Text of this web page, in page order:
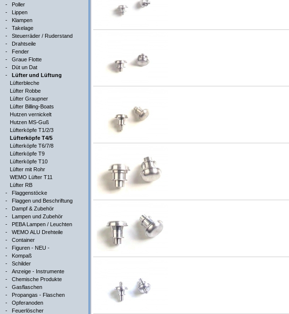
- Poller
- Lippen
- Klampen
- Takelage
- Steuerräder / Ruderstand
- Drahtseile
- Fender
- Graue Flotte
- Düt un Dat
- Lüfter und Lüftung
Lüfterbleche
Lüfter Robbe
Lüfter Graupner
Lüfter Billing-Boats
Hutzen vernickelt
Hutzen MS-Guß
Lüfterköpfe T1/2/3
Lüfterköpfe T4/5
Lüfterköpfe T6/7/8
Lüfterköpfe T9
Lüfterköpfe T10
Lüfter mit Rohr
WEMO Lüfter T11
Lüfter RB
- Flaggenstöcke
- Flaggen und Beschriftung
- Dampf & Zubehör
- Lampen und Zubehör
- PEBA Lampen / Leuchten
- WEMO ALU Drehteile
- Container
- Figuren - NEU -
- Kompaß
- Schilder
- Anzeige - Instrumente
- Chemische Produkte
- Gasflaschen
- Propangas - Flaschen
- Opferanoden
- Feuerlöscher